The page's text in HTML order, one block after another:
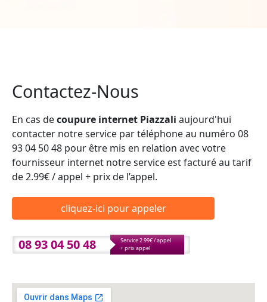
Contactez-Nous
En cas decoupure internet Piazzali aujourd'hui
contacter notre service par téléphone au numéro 08
93 04 50 48 pour être mis en relation avec votre
fournisseur internet notre service est facturé au tarif
de 2.99€ / appel + prix de l’appel.
cliquez-ici pour appeler
08 93 04 50 48
Service 2.99€ / appel
+ prix appel